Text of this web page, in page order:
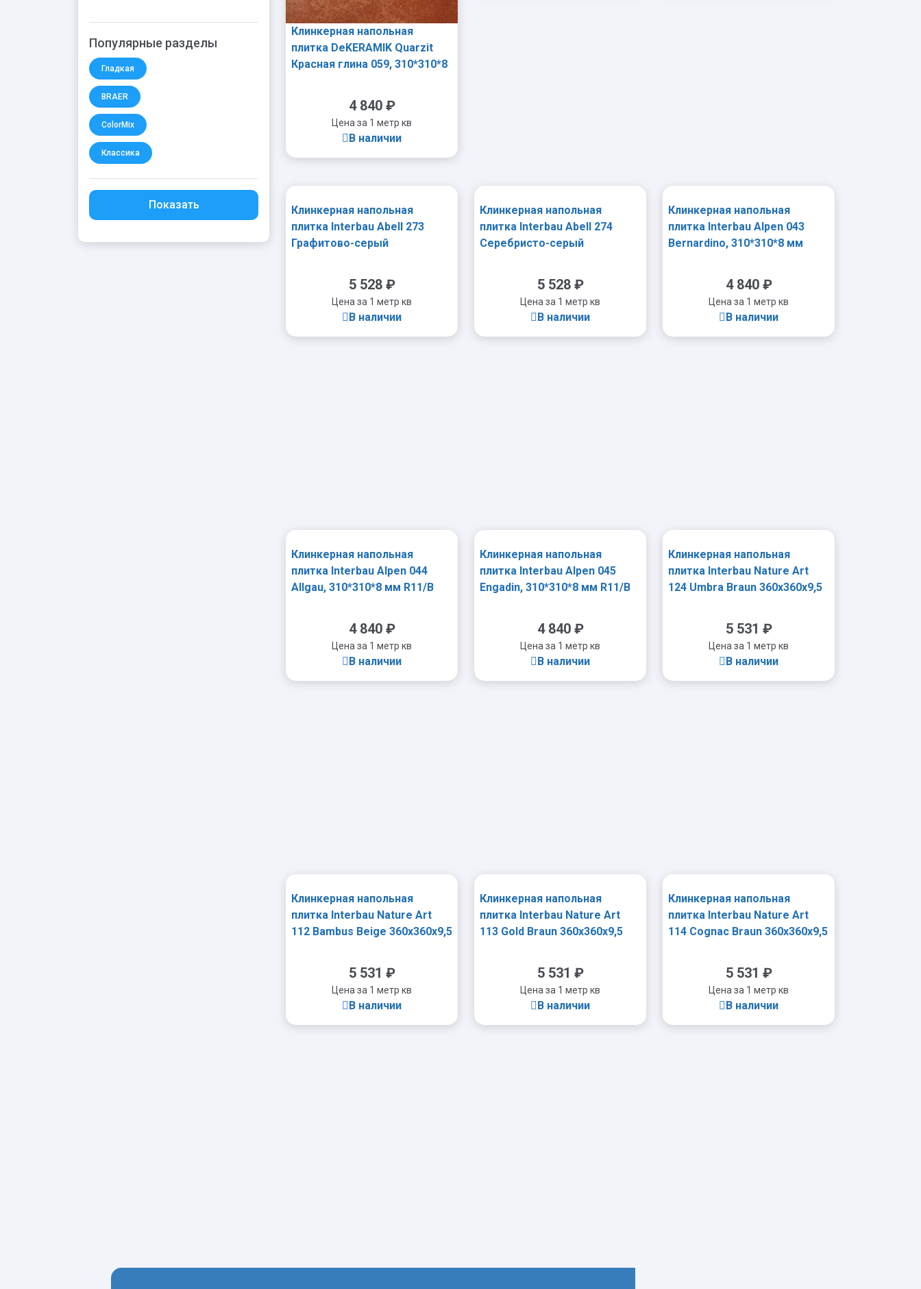
Популярные разделы
Гладкая
BRAER
ColorMix
Классика
Показать
Клинкерная напольная
плитка DeKERAMIK Quarzit
Красная глина 059, 310*310*8
4 840 ₽
Цена за 1 метр кв
В наличии
- +
Клинкерная напольная
плитка Interbau Abell 273
Графитово-серый
5 528 ₽
Цена за 1 метр кв
В наличии
Клинкерная напольная
плитка Interbau Abell 274
Серебристо-серый
5 528 ₽
Цена за 1 метр кв
В наличии
Клинкерная напольная
плитка Interbau Alpen 043
Bernardino, 310*310*8 мм
4 840 ₽
Цена за 1 метр кв
В наличии
Клинкерная напольная
плитка Interbau Alpen 044
Allgau, 310*310*8 мм R11/B
4 840 ₽
Цена за 1 метр кв
В наличии
Клинкерная напольная
плитка Interbau Alpen 045
Engadin, 310*310*8 мм R11/B
4 840 ₽
Цена за 1 метр кв
В наличии
Клинкерная напольная
плитка Interbau Nature Art
124 Umbra Braun 360x360x9,5
5 531 ₽
Цена за 1 метр кв
В наличии
Клинкерная напольная
плитка Interbau Nature Art
112 Bambus Beige 360x360x9,5
5 531 ₽
Цена за 1 метр кв
В наличии
Клинкерная напольная
плитка Interbau Nature Art
113 Gold Braun 360x360x9,5
5 531 ₽
Цена за 1 метр кв
В наличии
Клинкерная напольная
плитка Interbau Nature Art
114 Cognac Braun 360x360x9,5
5 531 ₽
Цена за 1 метр кв
В наличии